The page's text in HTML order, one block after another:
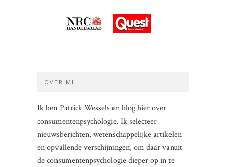
OVER MIJ
Ik ben Patrick Wessels en blog hier over
consumentenpsychologie. Ik selecteer
nieuwsberichten, wetenschappelijke artikelen
en opvallende verschijningen, om daar vanuit
de consumentenpsychologie dieper op in te